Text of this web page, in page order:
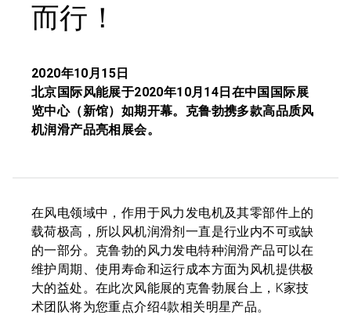
而行！
2020年10月15日
北京国际风能展于2020年10月14日在中国国际展
览中心（新馆）如期开幕。克鲁勃携多款高品质风
机润滑产品亮相展会。
在风电领域中，作用于风力发电机及其零部件上的
载荷极高，所以风机润滑剂一直是行业内不可或缺
的一部分。克鲁勃的风力发电特种润滑产品可以在
维护周期、使用寿命和运行成本方面为风机提供极
大的益处。在此次风能展的克鲁勃展台上，K家技
术团队将为您重点介绍4款相关明星产品。